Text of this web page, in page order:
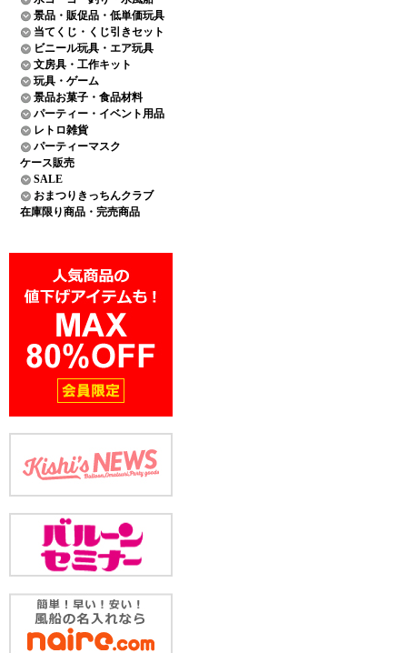
景品・販促品・低単価玩具
当てくじ・くじ引きセット
ビニール玩具・エア玩具
文房具・工作キット
玩具・ゲーム
景品お菓子・食品材料
パーティー・イベント用品
レトロ雑貨
パーティーマスク
ケース販売
SALE
おまつりきっちんクラブ
在庫限り商品・完売商品